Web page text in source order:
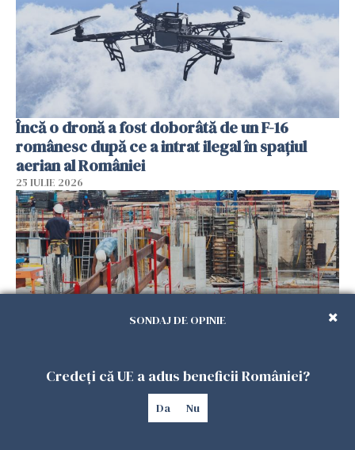
Încă o dronă a fost doborâtă de un F-16
românesc după ce a intrat ilegal în spațiul
aerian al României
25 IULIE 2026
Se caută urgent români pentru șantiere din
Marea Britanie. Salarii de până la 29 de lire pe
SONDAJ DE OPINIE
Credeți că UE a adus beneficii României?
Da Nu